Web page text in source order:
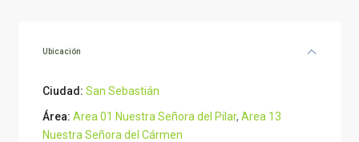
Ubicación
Ciudad: San Sebastián
Área: Area 01 Nuestra Señora del Pilar, Area 13
Nuestra Señora del Cármen